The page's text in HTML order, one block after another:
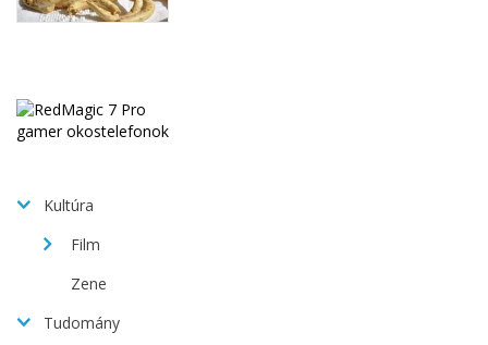
Kultúra
Film
Zene
Tudomány